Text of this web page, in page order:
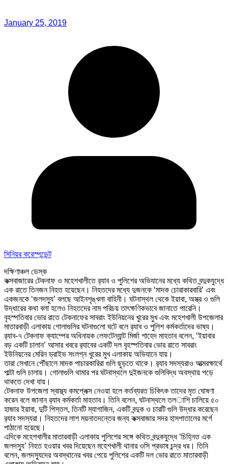
January 25, 2019
সিনিয়র করেস্পন্ডেন্ট
দক্ষিণাঞ্চল ডেস্ক
কক্সবাজারের টেকনাফ ও মহেশখালীতে র‌্যাব ও পুলিশের অভিযানের মধ্যে কথিত বন্দুকযুদ্ধে
এক রাতে তিনজন নিহত হয়েছেন। নিহতদের মধ্যে দুজনকে ‘মাদক চোরাকারবারি’ এবং
একজনকে ‘জলদস্যু’ বলছে আইনশৃঙ্খলা বাহিনী। ঘটনাস্থল থেকে ইয়াবা, অস্ত্র ও গুলি
উদ্ধারের কথা বলা হলেও নিহতদের নাম পরিচয় তাৎক্ষণিকভাবে জানাতে পারেনি।
বৃহস্পতিবার ভোর রাতে টেকনাফের সাবরাং ইউনিয়নের খুরের মুখ এবং মহেশখালী উপজেলার
মাতারবাড়ী এলাকায় গোলাগুলির ঘটনাগুলো ঘটে বলে র‌্যাব ও পুলিশ কর্মকর্তাদের ভাষ্য।
র‌্যাব-৭ টেকনাফ ক্যাম্পের অধিনায়ক লেফটেন্যান্ট মির্জা শাহেদ মাহতাব বলেন, ‘ইয়াবার
বড় একটি চালান’ আসার খবরে র‌্যাবের একটি দল বৃহস্পতিবার ভোর রাতে সাবরাং
ইউনিয়নের মেরিন ড্রাইভ সংলগ্ন খুরের মুখ এলাকায় অভিযানে যায়।
তারা সেখানে পৌঁছালে মাদক পাচারকারিরা গুলি ছুড়তে থাকে। র‌্যাব সদস্যরাও আত্মরক্ষার্থে
পাল্টা গুলি চালায়। গোলাগুলি থামার পর ঘটনাস্থলে দুইজনকে গুলিবিদ্ধ অবস্থায় পড়ে
থাকতে দেখা যায়।
টেকনাফ উপজেলা স্বাস্থ্য কমপ্লেক্স নেওয়া হলে কর্তব্যরত চিকিৎক তাদের মৃত ঘোষণা
করেন বলে জানান র‌্যাব কর্মকর্তা মাহতাব। তিনি বলেন, ঘটনাস্থলে তল­াশি চালিয়ে ৫০
হাজার ইয়াবা, দুটি পিস্তল, তিনটি ম্যাগাজিন, একটি বন্দুক ও চারটি গুলি উদ্ধার করেছেন
র‌্যাব সদস্যরা। নিহতদের লাশ ময়নাতদন্তের জন্য কক্সবাজার সদর হাসপাতালের মর্গে
পাঠানো হয়েছে।
এদিকে মহেশখালীর মাতারবাড়ী এলাকায় পুলিশের সঙ্গে কথিত বন্দুকযুদ্ধে ‘চিহ্নিত এক
জলদস্যু’ নিহত হওয়ার খবর দিয়েছেন মহেশখালী থানার ওসি প্রভাষ চন্দ্র ধর। তিনি
বলেন, জলদস্যুদের অবস্থানের খবর পেয়ে পুলিশের একটি দল ভোর রাতে মাতারবাড়ী